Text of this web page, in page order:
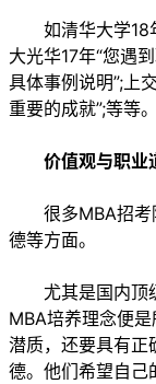
如清华大学18年
大光华17年“您遇
具体事例说明”;上
重要的成就”;等等。
价值观与职业
很多MBA招考
德等方面。
尤其是国内顶级
MBA培养理念便
潜质，还要具有正
德。他们希望自己